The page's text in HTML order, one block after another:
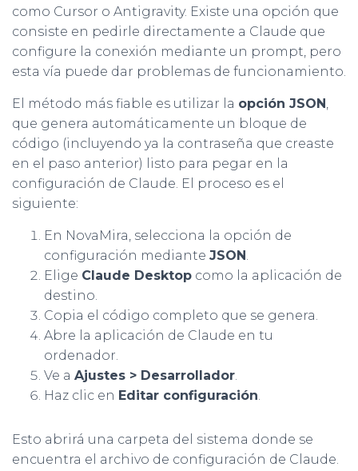
como Cursor o Antigravity. Existe una opción que
consiste en pedirle directamente a Claude que
configure la conexión mediante un prompt, pero
esta vía puede dar problemas de funcionamiento.
El método más fiable es utilizar la opción JSON ,
que genera automáticamente un bloque de
código (incluyendo ya la contraseña que creaste
en el paso anterior) listo para pegar en la
configuración de Claude. El proceso es el
siguiente:
En NovaMira, selecciona la opción de
configuración mediante JSON .
Elige Claude Desktop como la aplicación de
destino.
Copia el código completo que se genera.
Abre la aplicación de Claude en tu
ordenador.
Ve a Ajustes > Desarrollador.
Haz clic en Editar configuración.
Esto abrirá una carpeta del sistema donde se
encuentra el archivo de configuración de Claude.